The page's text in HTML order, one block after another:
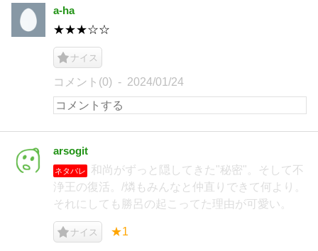
a-ha
★★★☆☆
ナイス
コメント(0) 2024/01/24
arsogit
ネタバレ
和尚がずっと隠してきた"秘密"。そして不
浄王の復活。/燐もみんなと仲直りできて何より。
それにしても勝呂の起こってた理由が可愛い。
ナイス ★1